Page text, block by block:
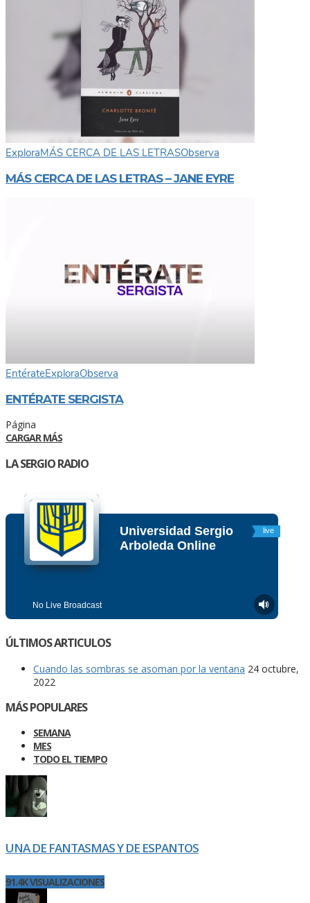
ExploraMÁS CERCA DE LAS LETRASObserva
MÁS CERCA DE LAS LETRAS – JANE EYRE
EntérateExploraObserva
ENTÉRATE SERGISTA
Página
CARGAR MÁS
LA SERGIO RADIO
ÚLTIMOS ARTICULOS
Cuando las sombras se asoman por la ventana 24 octubre,
2022
MÁS POPULARES
SEMANA
MES
TODO EL TIEMPO
UNA DE FANTASMAS Y DE ESPANTOS
91.4K VISUALIZACIONES